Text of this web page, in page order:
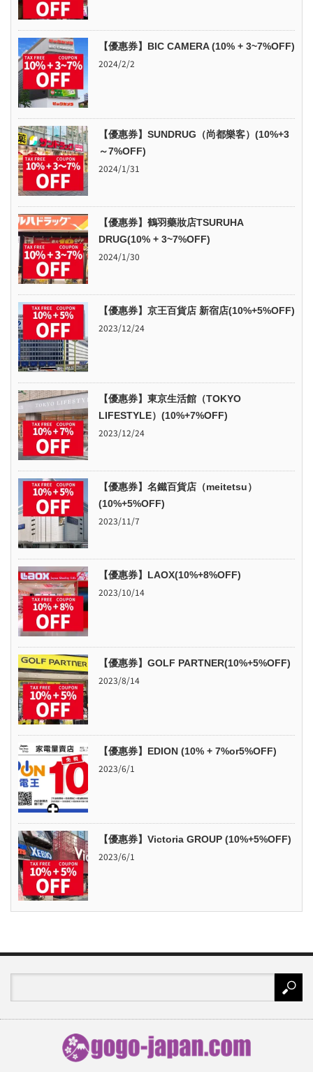
【優惠券】BIC CAMERA (10% + 3~7%OFF)
2024/2/2
【優惠券】SUNDRUG（尚都樂客）(10%+3
～7%OFF)
2024/1/31
【優惠券】鶴羽藥妝店TSURUHA
DRUG(10% + 3~7%OFF)
2024/1/30
【優惠券】京王百貨店 新宿店(10%+5%OFF)
2023/12/24
【優惠券】東京生活館（TOKYO
LIFESTYLE）(10%+7%OFF)
2023/12/24
【優惠券】名鐵百貨店（meitetsu）
(10%+5%OFF)
2023/11/7
【優惠券】LAOX(10%+8%OFF)
2023/10/14
【優惠券】GOLF PARTNER(10%+5%OFF)
2023/8/14
【優惠券】EDION (10% + 7%or5%OFF)
2023/6/1
【優惠券】Victoria GROUP (10%+5%OFF)
2023/6/1